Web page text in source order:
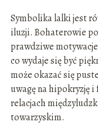
Symbolika lalki jest
iluzji. Bohaterowie
prawdziwe
co wydaje się być
może okazać się
uwagę na hipokryzję i
relacjach
towarzyskim.